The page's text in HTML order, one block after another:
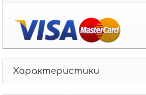
Характеристики